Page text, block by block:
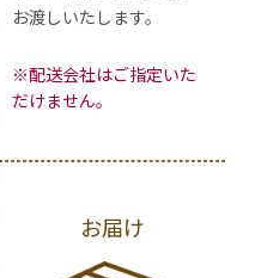
お渡しいたします。
※配送会社はご指定いた
だけません。
お届け